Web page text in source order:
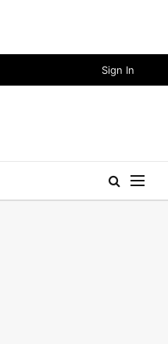
Sign In